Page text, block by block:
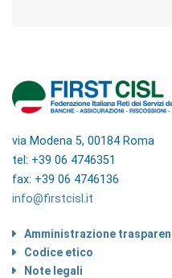
via Modena 5, 00184 Roma
tel: +39 06 4746351
fax: +39 06 4746136
info@firstcisl.it
Amministrazione
Codice etico
Note legali